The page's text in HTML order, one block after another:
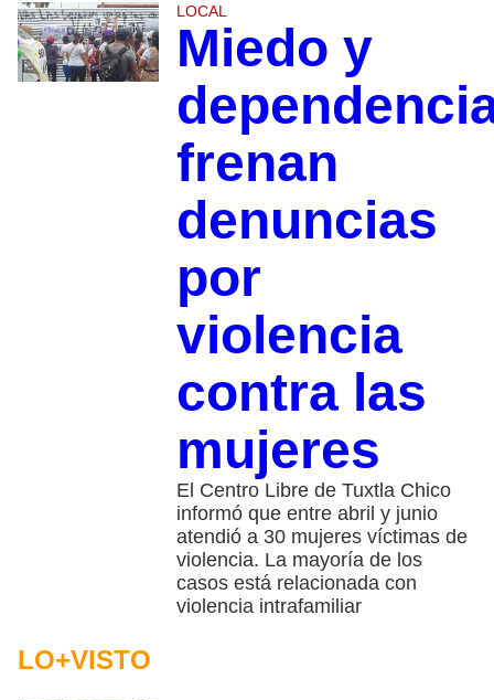
LOCAL
Miedo y
frenan
denuncias
por
violencia
contra las
mujeres
El Centro Libre de Tuxtla Chico
informó que entre abril y junio
atendió a 30 mujeres víctimas de
violencia. La mayoría de los
casos está relacionada con
violencia intrafamiliar
LO+VISTO